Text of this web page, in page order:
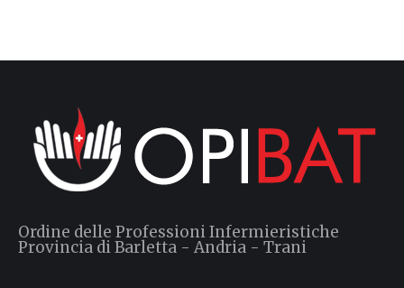
Ordine delle Professioni Infermieristiche
Provincia di Barletta - Andria - Trani